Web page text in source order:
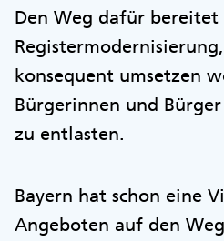
Den Weg dafür
konsequent umsetzen
Bürgerinnen und
zu entlasten.
Bayern hat schon eine
Angeboten auf den